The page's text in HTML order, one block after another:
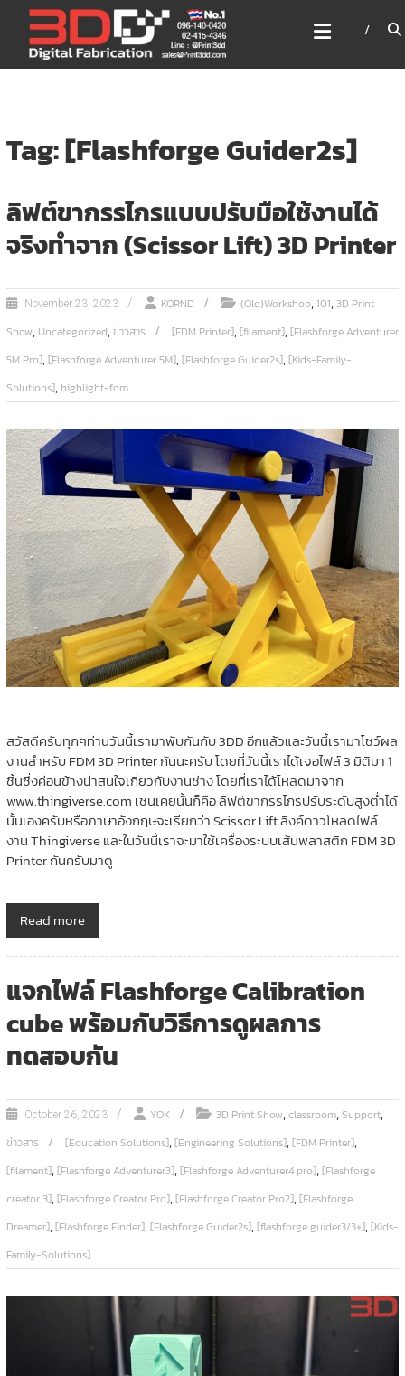
content
3DD DIGITAL FABRICATION
เครื่องพิมพ์3มิติ สแกนเนอร์
เลเซอร์
Tag: [Flashforge Guider2s]
ลิฟต์ขากรรไกรแบบปรับมือใช้งานได้
จริงทำจาก (Scissor Lift) 3D Printer
November 23, 2023 KORND (Old)Workshop,101,3D Print
Show, Uncategorized,ข่าวสาร [FDM Printer],[filament],[Flashforge Adventurer
5M Pro],[Flashforge Adventurer 5M],[Flashforge Guider2s],[Kids-Family-
Solutions], highlight-fdm
สวัสดีครับทุกๆท่านวันนี้เรามาพับกันกับ 3DD อีกแล้วและวันนี้เรามาโชว์ผล
งานสำหรับ FDM 3D Printer กันนะครับ โดยที่วันนี้เราได้เจอไฟล์ 3 มิติมา 1
ชิ้นซึ่งค่อนข้างน่าสนใจเกี่ยวกับงานช่าง โดยที่เราได้โหลดมาจาก
www.thingiverse.com เช่นเคยนั้นก็คือ ลิฟต์ขากรรไกรปรับระดับสูงต่ำได้
นั้นเองครับหรือภาษาอังกฤษจะเรียกว่า Scissor Lift ลิงค์ดาวโหลดไฟล์
งาน Thingiverse และในวันนี้เราจะมาใช้เครื่องระบบเส้นพลาสติก FDM 3D
Printer กันครับมาดู
Read more
แจกไฟล์ Flashforge Calibration
cube พร้อมกับวิธีการดูผลการ
ทดสอบกัน
October 26, 2023 YOK 3D Print Show,classroom,Support,
ข่าวสาร [Education Solutions],[Engineering Solutions],[FDM Printer],
[filament],[Flashforge Adventurer3],[Flashforge Adventurer4 pro],[Flashforge
creator 3],[Flashforge Creator Pro],[Flashforge Creator Pro2],[Flashforge
Dreamer],[Flashforge Finder],[Flashforge Guider2s],[flashforge guider3/3+],[Kids-
Family-Solutions]